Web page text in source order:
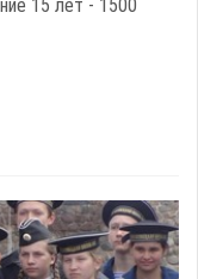
15 лет - 1500